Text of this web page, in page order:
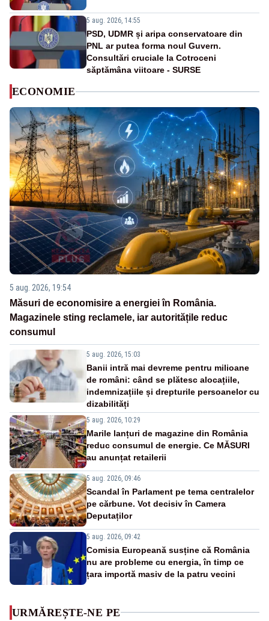
5 aug. 2026, 14:55
PSD, UDMR și aripa conservatoare din
PNL ar putea forma noul Guvern.
Consultări cruciale la Cotroceni
săptămâna viitoare - SURSE
ECONOMIE
5 aug. 2026, 19:54
Măsuri de economisire a energiei în România.
Magazinele sting reclamele, iar autoritățile reduc
consumul
5 aug. 2026, 15:03
Banii intră mai devreme pentru milioane
de români: când se plătesc alocațiile,
indemnizațiile și drepturile persoanelor cu
dizabilități
5 aug. 2026, 10:29
Marile lanțuri de magazine din România
reduc consumul de energie. Ce MĂSURI
au anunțat retailerii
5 aug. 2026, 09:46
Scandal în Parlament pe tema centralelor
pe cărbune. Vot decisiv în Camera
Deputaților
5 aug. 2026, 09:42
Comisia Europeană susține că România
nu are probleme cu energia, în timp ce
țara importă masiv de la patru vecini
URMĂREȘTE-NE PE